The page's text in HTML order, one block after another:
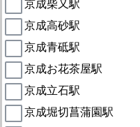
京成柴又駅
京成高砂駅
京成青砥駅
京成お花茶屋駅
京成立石駅
京成堀切菖蒲園駅